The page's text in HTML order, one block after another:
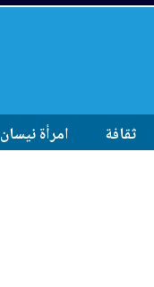
ثقافة امرأة نيسان